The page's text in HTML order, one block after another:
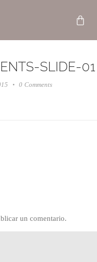
SLIDE-01
0 Comments
un comentario.